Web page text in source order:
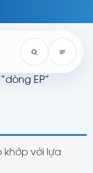
EP”
khớp với lựa